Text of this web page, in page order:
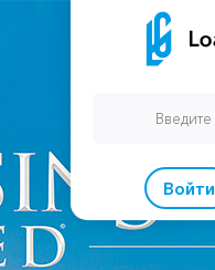
Войти